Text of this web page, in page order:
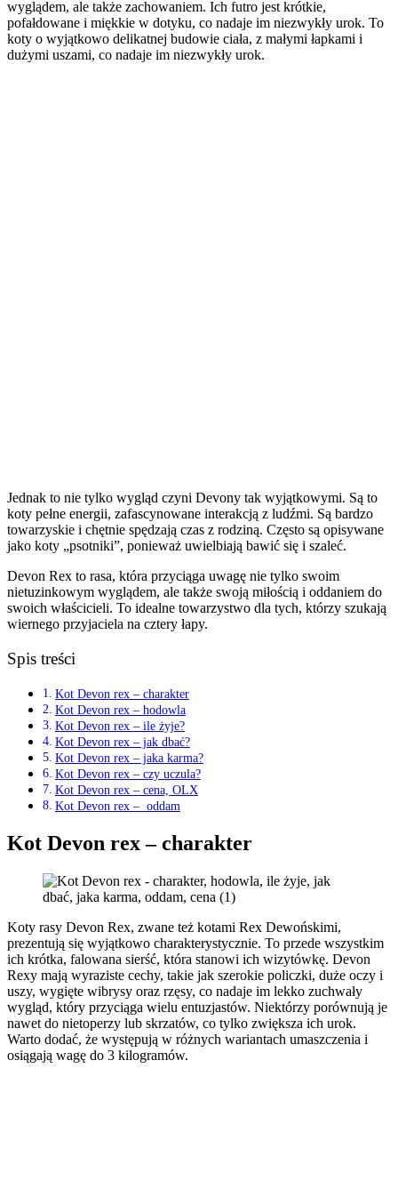
wyglądem, ale także zachowaniem. Ich futro jest krótkie,
pofałdowane i miękkie w dotyku, co nadaje im niezwykły urok. To
koty o wyjątkowo delikatnej budowie ciała, z małymi łapkami i
dużymi uszami, co nadaje im niezwykły urok.
Jednak to nie tylko wygląd czyni Devony tak wyjątkowymi. Są to
koty pełne energii, zafascynowane interakcją z ludźmi. Są bardzo
towarzyskie i chętnie spędzają czas z rodziną. Często są opisywane
jako koty „psotniki”, ponieważ uwielbiają bawić się i szaleć.
Devon Rex to rasa, która przyciąga uwagę nie tylko swoim
nietuzinkowym wyglądem, ale także swoją miłością i oddaniem do
swoich właścicieli. To idealne towarzystwo dla tych, którzy szukają
wiernego przyjaciela na cztery łapy.
Spis treści
Kot Devon rex – charakter
Kot Devon rex – hodowla
Kot Devon rex – ile żyje?
Kot Devon rex – jak dbać?
Kot Devon rex – jaka karma?
Kot Devon rex – czy uczula?
Kot Devon rex – cena, OLX
Kot Devon rex – oddam
Kot Devon rex – charakter
Koty rasy Devon Rex, zwane też kotami Rex Dewońskimi,
prezentują się wyjątkowo charakterystycznie. To przede wszystkim
ich krótka, falowana sierść, która stanowi ich wizytówkę. Devon
Rexy mają wyraziste cechy, takie jak szerokie policzki, duże oczy i
uszy, wygięte wibrysy oraz rzęsy, co nadaje im lekko zuchwały
wygląd, który przyciąga wielu entuzjastów. Niektórzy porównują je
nawet do nietoperzy lub skrzatów, co tylko zwiększa ich urok.
Warto dodać, że występują w różnych wariantach umaszczenia i
osiągają wagę do 3 kilogramów.